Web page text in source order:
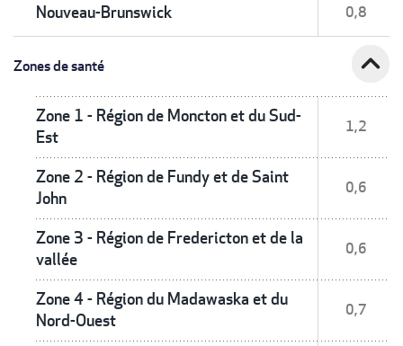
Nouveau-Brunswick 0,8
Zones de santé expand_less
Zone 1 - Région de Moncton et du Sud-
Est
1,2
Zone 2 - Région de Fundy et de Saint
John
0,6
Zone 3 - Région de Fredericton et de la
vallée
0,6
Zone 4 - Région du Madawaska et du
Nord-Ouest
0,7